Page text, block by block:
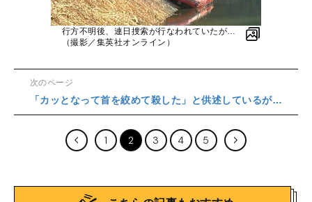
行方不明後、連日捜索が行なわれていたが…
（撮影／集英社オンライン）
次のページ
「カッとなって⾸を絞めて殺した」と供述しているが…
1 2 3 4 5